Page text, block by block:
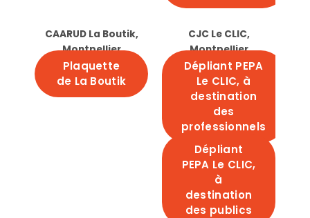
CAARUD La Boutik,
Montpellier
Plaquette
de La Boutik
CJC Le CLIC,
Montpellier
Dépliant PEPA
Le CLIC, à
destination
des
professionnels
Dépliant
PEPA Le CLIC,
à
destination
des publics